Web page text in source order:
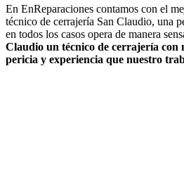
En EnReparaciones contamos con el
técnico de cerrajería San Claudio, una
en todos los casos opera de manera
Claudio un técnico de cerrajería con
pericia y experiencia que nuestro